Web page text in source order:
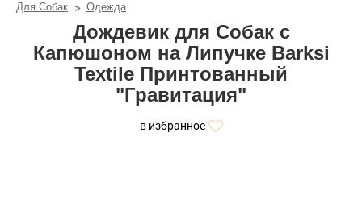
Для Собак Одежда
Дождевик для Собак с
Капюшоном на Липучке Barksi
Textile Принтованный
"Гравитация"
в избранное